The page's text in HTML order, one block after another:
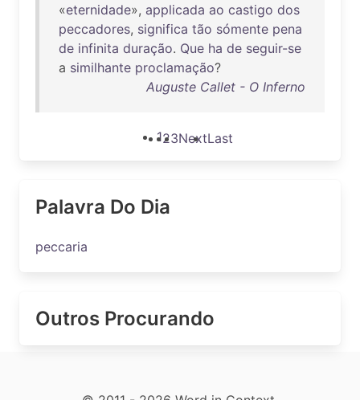
«eternidade», applicada ao castigo dos
peccadores, significa tão sómente pena
de infinita duração. Que ha de seguir-se
a similhante proclamação?
Auguste Callet - O Inferno
123NextLast
Palavra Do Dia
peccaria
Outros Procurando